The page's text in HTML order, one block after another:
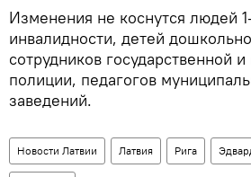
Изменения не коснутся людей
инвалидности, детей
сотрудников государственной
полиции, педагогов
заведений.
Новости Латвии Латвия Рига